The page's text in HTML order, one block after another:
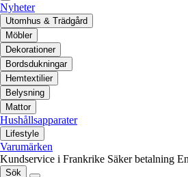
Nyheter
Utomhus & Trädgård
Möbler
Dekorationer
Bordsdukningar
Hemtextilier
Belysning
Mattor
Hushållsapparater
Lifestyle
Varumärken
Kundservice i Frankrike Säker betalning
Sök